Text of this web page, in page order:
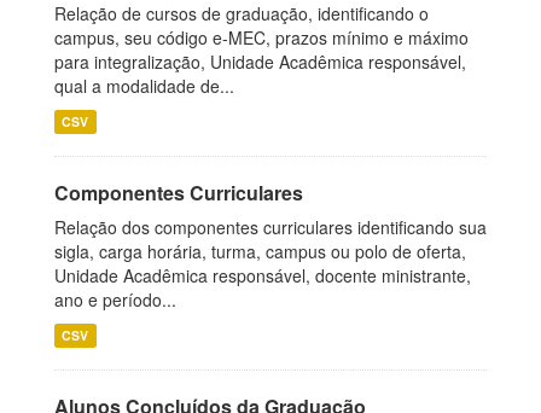
Relação de cursos de graduação, identificando o
campus, seu código e-MEC, prazos mínimo e máximo
para integralização, Unidade Acadêmica responsável,
qual a modalidade de...
CSV
Componentes Curriculares
Relação dos componentes curriculares identificando sua
sigla, carga horária, turma, campus ou polo de oferta,
Unidade Acadêmica responsável, docente ministrante,
ano e período...
CSV
Alunos Concluídos da Graduação